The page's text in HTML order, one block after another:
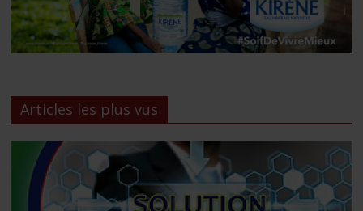
Articles les plus vus